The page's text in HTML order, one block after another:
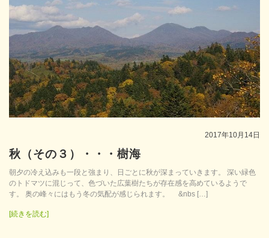
2017年10月14日
秋（その３）・・・樹海
朝夕の冷え込みも一段と強まり、日ごとに秋が深まっていきます。 深い緑色
のトドマツに混じって、色づいた広葉樹たちが存在感を高めているようで
す。 奥の峰々にはもう冬の気配が感じられます。 &nbs […]
[続きを読む]